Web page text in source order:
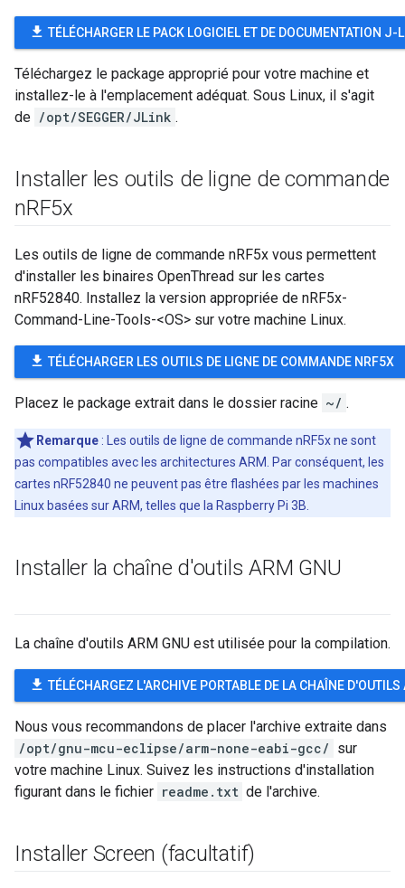
file_download TÉLÉCHARGER LE PACK LOGICIEL ET DE DOCUMENTATION J-
Téléchargez le package approprié pour votre machine et
installez-le à l'emplacement adéquat. Sous Linux, il s'agit
de /opt/SEGGER/JLink .
Installer les outils de ligne de commande
nRF5x
Les outils de ligne de commande nRF5x vous permettent
d'installer les binaires OpenThread sur les cartes
nRF52840. Installez la version appropriée de nRF5x-
Command-Line-Tools-<OS> sur votre machine Linux.
file_download TÉLÉCHARGER LES OUTILS DE LIGNE DE COMMANDE NRF5X
Placez le package extrait dans le dossier racine ~/ .
Remarque : Les outils de ligne de commande nRF5x ne sont
pas compatibles avec les architectures ARM. Par conséquent, les
cartes nRF52840 ne peuvent pas être flashées par les machines
Linux basées sur ARM, telles que la Raspberry Pi 3B.
Installer la chaîne d'outils ARM GNU
La chaîne d'outils ARM GNU est utilisée pour la compilation.
file_download TÉLÉCHARGEZ L'ARCHIVE PORTABLE DE LA CHAÎNE
Nous vous recommandons de placer l'archive extraite dans
/opt/gnu-mcu-eclipse/arm-none-eabi-gcc/ sur
votre machine Linux. Suivez les instructions d'installation
figurant dans le fichier readme.txt de l'archive.
Installer Screen (facultatif)